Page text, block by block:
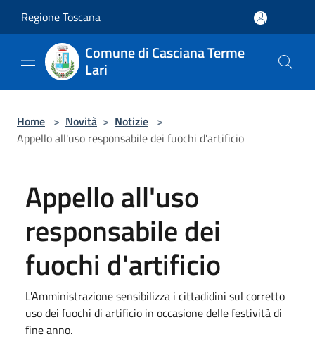
Regione Toscana
Comune di Casciana Terme
Lari
Home > Novità > Notizie >
Appello all'uso responsabile dei fuochi d'artificio
Appello all'uso
responsabile dei
fuochi d'artificio
L'Amministrazione sensibilizza i cittadidini sul corretto
uso dei fuochi di artificio in occasione delle festività di
fine anno.